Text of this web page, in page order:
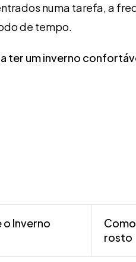
numa tarefa, a
de tempo.
ter um inverno
o Inverno
rosto